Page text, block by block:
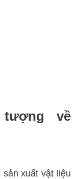
về
xuất vật liệu